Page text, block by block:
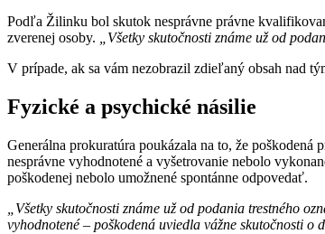
Podľa Žilinku bol skutok nesprávne právne
zverenej osoby.
„Všetky skutočnosti známe už od
V prípade, ak sa vám nezobrazil zdieľaný obsah nad
Fyzické a psychické násilie
Generálna prokuratúra poukázala na to, že
nesprávne vyhodnotené a vyšetrovanie nebolo
poškodenej nebolo umožnené spontánne odpovedať.
„Všetky skutočnosti známe už od podania trestného
vyhodnotené – poškodená uviedla vážne skutočnosti